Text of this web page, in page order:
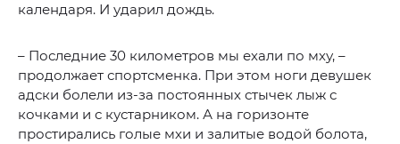
календаря. И ударил дождь.
– Последние 30 километров мы ехали по мху, –
продолжает спортсменка. При этом ноги девушек
адски болели из-за постоянных стычек лыж с
кочками и с кустарником. А на горизонте
простирались голые мхи и залитые водой болота,